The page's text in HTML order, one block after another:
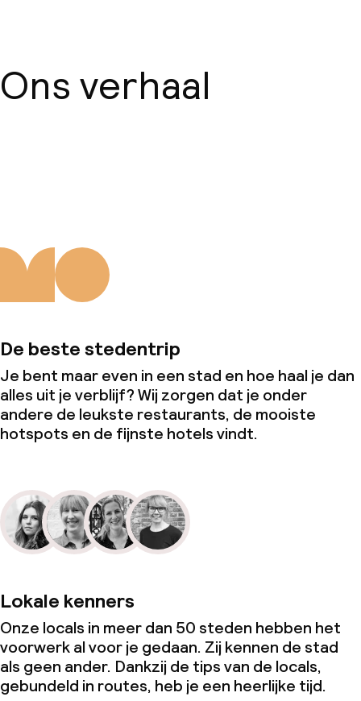
Beleid
Ons verhaal
De beste stedentrip
Je bent maar even in een stad en hoe haal je dan
alles uit je verblijf? Wij zorgen dat je onder
andere de leukste restaurants, de mooiste
hotspots en de fijnste hotels vindt.
Lokale kenners
Onze locals in meer dan 50 steden hebben het
voorwerk al voor je gedaan. Zij kennen de stad
als geen ander. Dankzij de tips van de locals,
gebundeld in routes, heb je een heerlijke tijd.